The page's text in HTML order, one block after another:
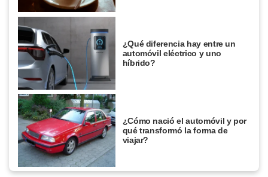
¿Qué diferencia hay entre un
automóvil eléctrico y uno
híbrido?
¿Cómo nació el automóvil y por
qué transformó la forma de
viajar?